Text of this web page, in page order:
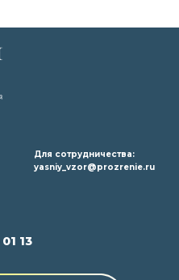
Для сотрудничества:
yasniy_vzor@prozrenie.ru
13